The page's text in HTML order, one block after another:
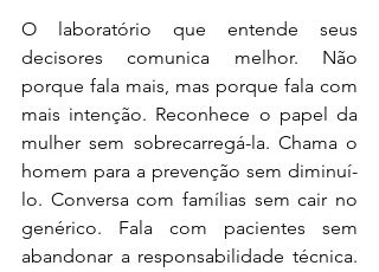
O laboratório que entende seus
decisores comunica melhor. Não
porque fala mais, mas porque fala com
mais intenção. Reconhece o papel da
mulher sem sobrecarregá-la. Chama o
homem para a prevenção sem diminuí-
lo. Conversa com famílias sem cair no
genérico. Fala com pacientes sem
abandonar a responsabilidade técnica.